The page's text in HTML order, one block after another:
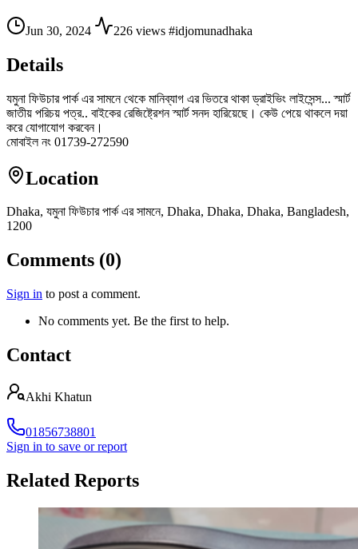
Jun 30, 2024 226 views #idjomunadhaka
Details
যমুনা ফিউচার পার্ক এর সামনে থেকে মানিব্যাগ এর ভিতরে থাকা ড্রাইভিং লাইসেন্স... স্মার্ট
জাতীয় পরিচয় পত্র.. বাইকের রেজিষ্ট্রেশন স্মার্ট সনদ হারিয়েছে। কেউ পেয়ে থাকলে দয়া
করে যোগাযোগ করবেন।
মোবাইল নং 01739-272590
Location
Dhaka, যমুনা ফিউচার পার্ক এর সামনে, Dhaka, Dhaka, Dhaka, Bangladesh,
1200
Comments (0)
Sign in to post a comment.
No comments yet. Be the first to help.
Contact
Akhi Khatun
01856738801
Sign in to save or report
Related Reports